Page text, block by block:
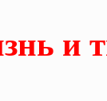
и